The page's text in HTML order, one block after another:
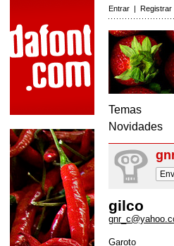
Entrar | Registrar
Temas
Novidades
gilco
Garoto